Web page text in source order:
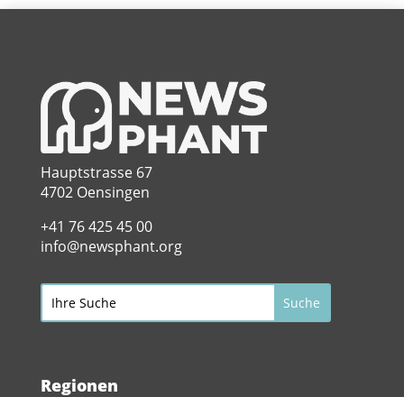
Hauptstrasse 67
4702 Oensingen
+41 76 425 45 00
info@newsphant.org
Regionen